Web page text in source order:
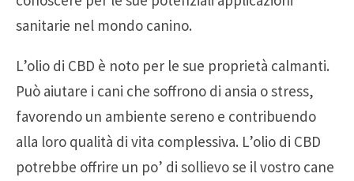
sanitarie nel mondo canino.
L’olio di CBD è noto per le sue proprietà calmanti.
Può aiutare i cani che soffrono di ansia o stress,
favorendo un ambiente sereno e contribuendo
alla loro qualità di vita complessiva. L’olio di CBD
potrebbe offrire un po’ di sollievo se il vostro cane